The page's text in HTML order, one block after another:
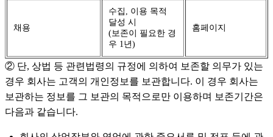
채용
수집, 이용 목적
달성 시
(보존이 필요한 경
우 1년)
홈페이지
② 단, 상법 등 관련법령의 규정에 의하여 보존할 의무가 있는
경우 회사는 고객의 개인정보를 보관합니다. 이 경우 회사는
보관하는 정보를 그 보관의 목적으로만 이용하며 보존기간은
다음과 같습니다.